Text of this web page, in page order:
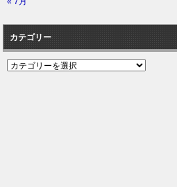
カテゴリー
カ